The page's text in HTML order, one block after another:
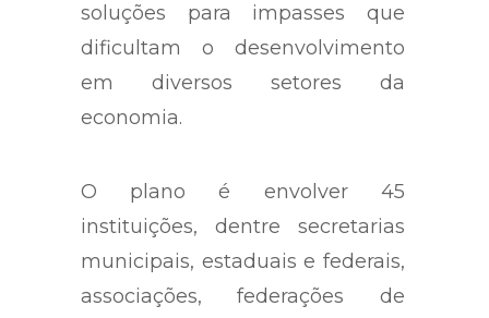
soluções para impasses que
dificultam o desenvolvimento
em diversos setores da
economia.
O plano é envolver 45
instituições, dentre secretarias
municipais, estaduais e federais,
associações, federações de